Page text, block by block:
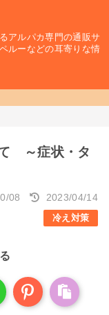
アルパカ専門の通販サ
ルーなどの耳寄りな情
～症状・タ
08
2023/04/14
冷え対策